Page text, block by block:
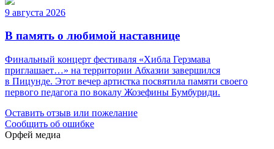
9 августа 2026
В память о любимой наставнице
Финальный концерт фестиваля «Хибла Герзмава
приглашает…» на территории Абхазии завершился
в Пицунде. Этот вечер артистка посвятила памяти своего
первого педагога по вокалу Жозефины Бумбуриди.
Оставить отзыв или пожелание
Сообщить об ошибке
Орфей медиа